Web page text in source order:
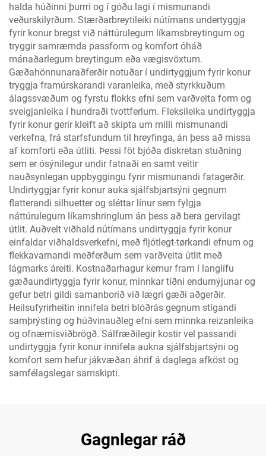
halda húðinni þurrri og í góðu lagi í mismunandi
veðurskilyrðum. Stærðarbreytileiki nútímans undertyggja
fyrir konur bregst við náttúrulegum líkamsbreytingum og
tryggir samræmda passform og komfort óháð
mánaðarlegum breytingum eða vægisvöxtum.
Gæðahönnunaraðferðir notuðar í undirtyggjum fyrir konur
tryggja framúrskarandi varanleika, með styrkkuðum
álagssvæðum og fyrstu flokks efni sem varðveita form og
sveigjanleika í hundraði tvottferlum. Fleksileika undirtyggja
fyrir konur gerir kleift að skipta um milli mismunandi
verkefna, frá starfsfundum til hreyfinga, án þess að missa
af komforti eða útliti. Þessi föt bjóða diskretan stuðning
sem er ósýnilegur undir fatnaði en samt veitir
nauðsynlegan uppbyggingu fyrir mismunandi fatagerðir.
Undirtyggjar fyrir konur auka sjálfsbjartsýni gegnum
flatterandi silhuetter og sléttar línur sem fylgja
náttúrulegum líkamshringlum án þess að bera gervilagt
útlit. Auðvelt viðhald nútímans undirtyggja fyrir konur
einfaldar viðhaldsverkefni, með fljótlegt-tørkandi efnum og
flekkavarnandi meðferðum sem varðveita útlit með
lágmarks áreiti. Kostnaðarhagur kemur fram í langlífu
gæðaundirtyggja fyrir konur, minnkar tíðni endurnýjunar og
gefur betri gildi samanborið við lægri gæði aðgerðir.
Heilsufyrirheitin innifela betri blóðrás gegnum stígandi
samþrýsting og húðvinauðleg efni sem minnka reizanleika
og ofnæmisviðbrögð. Sálfræðilegir kostir vel passandi
undirtyggja fyrir konur innifela aukna sjálfsbjartsýni og
komfort sem hefur jákvæðan áhrif á daglega afköst og
samfélagslegar samskipti.
Gagnlegar ráð